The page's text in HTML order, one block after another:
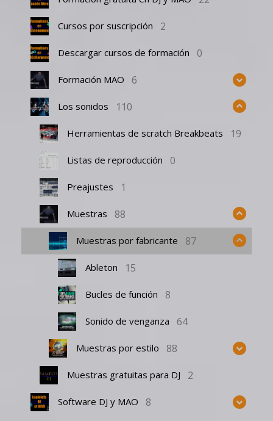
Cursos por suscripción 2
Descargar cursos de formación 0
Formación MAO 6
Los sonidos 110
Herramientas de scratch Breakbeats 19
Listas de reproducción 0
Preajustes 1
Muestras 88
Muestras por fabricante 87
Ableton 15
Bucles de función 8
Sonido de venganza 64
Muestras por estilo 88
Muestras gratuitas para DJ 2
Software DJ y MAO 8